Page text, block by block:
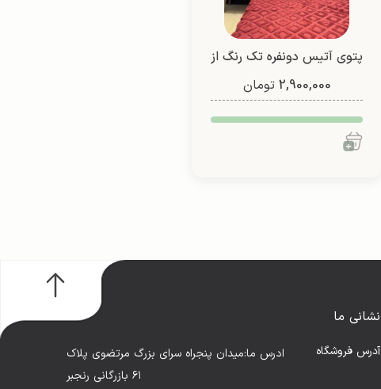
پتوی آتیس دونفره تک رنگ از
شادیلون (طرح3)
2,900,000 تومان
نشانی ما
آدرس فروشگاه
ادرس ما:میدان پنجراه سرای بزرگ مرتضوی پلاک
۶۱ بازرگانی رنجبر